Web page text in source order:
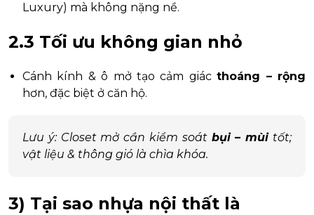
Luxury) mà không nặng nề.
2.3 Tối ưu không gian nhỏ
Cánh kính & ô mở tạo cảm giácthoáng – rộng
hơn, đặc biệt ở căn hộ.
Lưu ý: Closet mở cần kiểm soát bụi – mùitốt;
vật liệu & thông gió là chìa khóa.
3) Tại sao nhựa nội thất là